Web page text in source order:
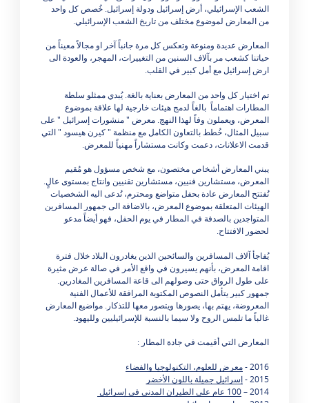
الشعب الإسرائيلي، أرض إسرائيل ودولة إسرائيل. خُصص كل واحد
من المعارض لموضوع مختلف من تاريخ الشعب الإسرائيلي.
المعارض عديدة ومنوعة وتعكس كل مرة جانباً آخر او مجالاً معيناً من
حياتنا كشعب مر بآلاف السنين من التغييرات، المهجر، والعودة الى
ارض إسرائيل مع أمل كبير في القلب.
تم اختيار كل واحد من المعارض بعناية بالغة. يُبدي ممثلو سلطة
المطارات اهتماماً بالغاً لدمج هيئات خارجية لها علاقة بموضوع
المعرض، ويعملون وفاً لهذا النهج. معرض " منشورات إسرائيل " على
سبيل المثال، خُطط بالتعاون الكامل مع منظمة " كيرن هيسود " التي
قدمت الاعلانات، دعمت وكانت مستشاراً مهنياً للمعرض.
يبني المعارض أشخاص مختصون، مع شخص مسؤول هو مُقيم
المعرض، مستشارين فنيين، مستشارين تقنيين وانتاج بمستوى عالٍ.
تُفتتح المعارض عادة بحفل متواضع ومحترم، تُدعى اليه الشخصيات
الهيئات المتعلقة بموضوع المعرض، بالاضافة الى جمهور المسافرين
المتواجدين بالصدفة في المطار في يوم الحفل، فهو أيضاً مدعو
لحضور الافتتاح.
يُفاجأ آلاف المسافرين والسائحين الذين يغادرون البلاد خلال فترة
اقامة المعرض، بأنهم يسيرون في واقع الأمر في صالة عرض مثيرة
على طول الرواق حتى وصولهم الى قاعة المسافرين المغادرين.
جمهور كبير يتأمل النصوص المكتوبة المرافقة للأعمال الفنية
المعروضة، يهتم بها، يصورها ويتصور معها للتذكار. مواضيع المعارض
غالباً ما تلمس الروح ولا سيما بالنسبة للإسرائيليين ولليهود. ​
المعارض التي أقيمت في جادة المطار :
2016 -
معرض للعلوم، التكنولوجيا والفضاء
2015 -
إسرائيل جميلة باللون الأخضر
2014 –
100 عام على الطيران المدني في إسرائيل